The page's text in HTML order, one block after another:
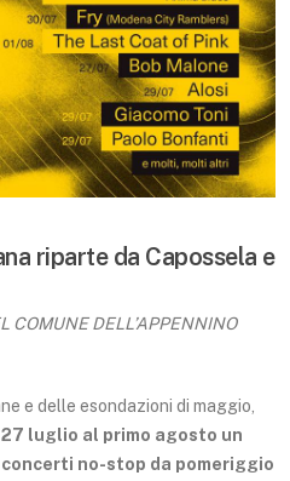
riparte da Capossela e
COMUNE DELL’APPENNINO
e delle esondazioni di maggio,
luglio al primo agosto un
no-stop da pomeriggio